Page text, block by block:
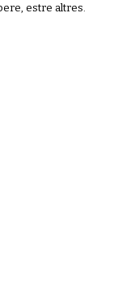
estre altres.